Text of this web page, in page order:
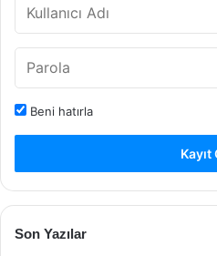
Beni hatırla
Kayıt
Son Yazılar